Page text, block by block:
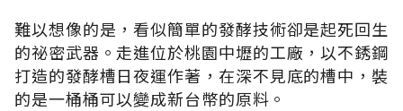
難以想像的是，看似簡單的發酵技術卻是起死回生
的祕密武器。走進位於桃園中壢的工廠，以不銹鋼
打造的發酵槽日夜運作著，在深不見底的槽中，裝
的是一桶桶可以變成新台幣的原料。